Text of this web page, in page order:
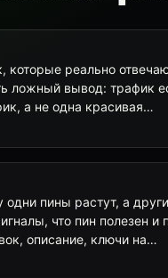
реально
ложный вывод: трафик
а не одна красивая…
пины растут, а
что пин полезен и
описание, ключи на…